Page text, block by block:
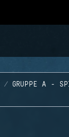
GRUPPE A -